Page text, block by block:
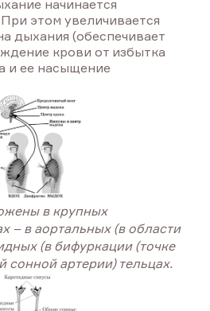
начинается
этом увеличивается
дыхания (обеспечивает
крови от избытка
и ее насыщение
в крупных
– в аортальных (в области
(в бифуркации (точке
сонной артерии) тельцах.